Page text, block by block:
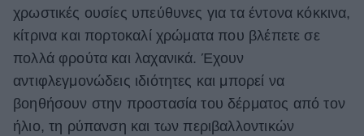
χρωστικές ουσίες υπεύθυνες για τα έντονα κόκκινα,
κίτρινα και πορτοκαλί χρώματα που βλέπετε σε
πολλά φρούτα και λαχανικά. Έχουν
αντιφλεγμονώδεις ιδιότητες και μπορεί να
βοηθήσουν στην προστασία του δέρματος από τον
ήλιο, τη ρύπανση και των περιβαλλοντικών